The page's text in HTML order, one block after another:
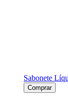
Sabonete
Comprar